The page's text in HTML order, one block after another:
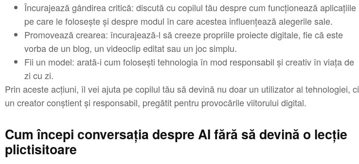
Încurajează gândirea critică: discută cu copilul tău despre cum funcționează aplicațiile
pe care le folosește și despre modul în care acestea influențează alegerile sale.
Promovează crearea: încurajează-l să creeze propriile proiecte digitale, fie că este
vorba de un blog, un videoclip editat sau un joc simplu.
Fii un model: arată-i cum folosești tehnologia în mod responsabil și creativ în viața de
zi cu zi.
Prin aceste acțiuni, îl vei ajuta pe copilul tău să devină nu doar un utilizator al tehnologiei, ci
un creator conștient și responsabil, pregătit pentru provocările viitorului digital.
Cum începi conversația despre AI fără să devină o lecție
plictisitoare